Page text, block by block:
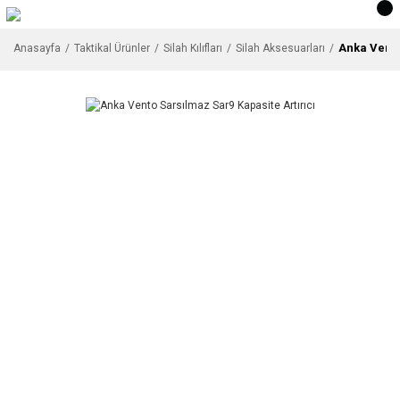
Anasayfa Taktikal Ürünler Silah Kılıfları Silah Aksesuarları Anka